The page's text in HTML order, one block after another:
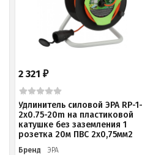
2 321₽
Удлинитель силовой ЭРА RP-
2x0.75-20m на пластиковой
катушке без заземления 1
розетка 20м ПВС 2х0,75мм2
Бренд
ЭРА